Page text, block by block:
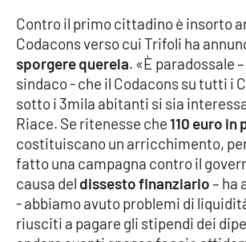
Leggendo Alvaro insieme
Imprese Di Calabria
Le perfidie di Antonella Grippo
Venti di comunicazione
STREAMING
Contro il primo cittadino è insorto
Codacons verso cui Trifoli ha
sporgere querela. «È paradossale
sindaco - che il Codacons su tutti i
sotto i 3mila abitanti si sia
Riace. Se ritenesse che110 euro in
costituiscano un arricchimento,
fatto una campagna contro il
causa del dissesto finanziario– ha
- abbiamo avuto problemi di
riusciti a pagare gli stipendi dei